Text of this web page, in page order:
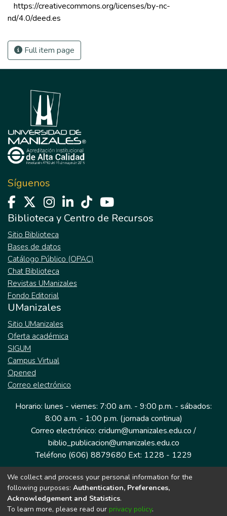
https://creativecommons.org/licenses/by-nc-
nd/4.0/deed.es
Full item page
Síguenos
Biblioteca y Centro de Recursos
Sitio Biblioteca
Bases de datos
Catálogo Público (OPAC)
Chat Biblioteca
Revistas UManizales
Fondo Editorial
UManizales
Sitio UManizales
Oferta académica
SIGUM
Campus Virtual
Opened
Correo electrónico
Horario: lunes - viernes: 7:00 a.m. - 9:00 p.m. - sábados:
8:00 a.m. - 1:00 p.m. (jornada continua)
Correo electrónico: cridum@umanizales.edu.co /
biblio_publicacion@umanizales.edu.co
Teléfono (606) 8879680 Ext: 1228 - 1229
Dirección: Cra 9 a # 19-03 Edificio histórico, piso 1
Manizales, Caldas
Colombia.
We collect and process your personal information for the
following purposes: Authentication, Preferences,
Acknowledgement and Statistics.
To learn more, please read our privacy policy.